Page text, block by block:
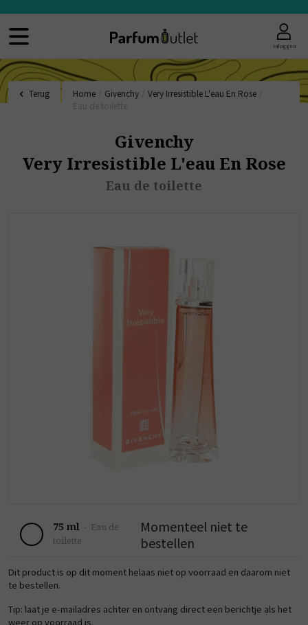
Inloggen
Terug Home Givenchy Very Irresistible L'eau En Rose
Givenchy
Very Irresistible L'eau En Rose
Eau de toilette
75 ml - Eau de
toilette
Momenteel niet te
bestellen
Dit product is op dit moment helaas niet op voorraad en daarom niet
te bestellen.
Tip: laat je e-mailadres achter en ontvang direct een berichtje als het
weer op voorraad is.